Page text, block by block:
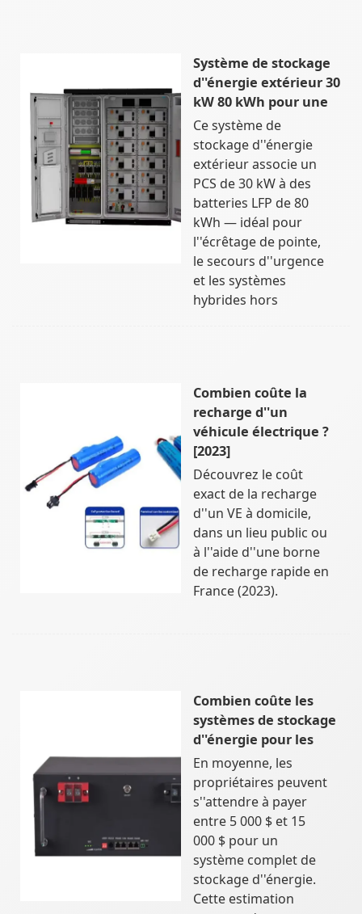
Système de stockage
d''énergie extérieur 30
kW 80 kWh pour une
Ce système de
stockage d''énergie
extérieur associe un
PCS de 30 kW à des
batteries LFP de 80
kWh — idéal pour
l''écrêtage de pointe,
le secours d''urgence
et les systèmes
hybrides hors
Combien coûte la
recharge d''un
véhicule électrique ?
[2023]
Découvrez le coût
exact de la recharge
d''un VE à domicile,
dans un lieu public ou
à l''aide d''une borne
de recharge rapide en
France (2023).
Combien coûte les
systèmes de stockage
d''énergie pour les
En moyenne, les
propriétaires peuvent
s''attendre à payer
entre 5 000 $ et 15
000 $ pour un
système complet de
stockage d''énergie.
Cette estimation